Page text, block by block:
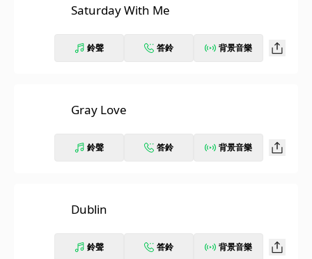
Saturday With Me
鈴聲 答鈴 背景音樂
Gray Love
鈴聲 答鈴 背景音樂
Dublin
鈴聲 答鈴 背景音樂